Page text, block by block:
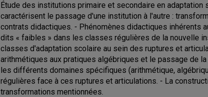
Étude des institutions primaire et secondaire en
caractérisent le passage d'une institution à l'autre :
contrats didactiques. - Phénomènes didactiques inhérents
dits « faibles » dans les classes régulières de la nouvelle
classes d'adaptation scolaire au sein des ruptures et
arithmétiques aux pratiques algébriques et le passage de
les différents domaines spécifiques (arithmétique,
régulières face à ces ruptures et articulations. - La
transformations mentionnées.